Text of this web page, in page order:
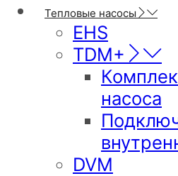
Тепловые насосы
EHS
TDM+
насоса
DVM